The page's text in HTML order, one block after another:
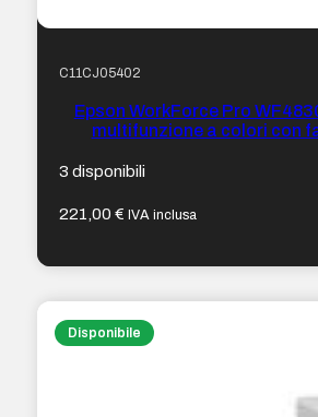
C11CJ05402
Epson WorkForce Pro
multifunzione a colori con
3 disponibili
221,00€ IVA inclusa
Disponibile